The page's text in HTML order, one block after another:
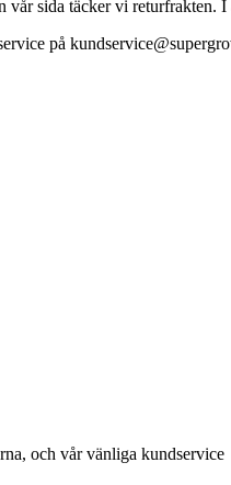
vår sida täcker vi returfrakten.
på
och vår vänliga kundservice